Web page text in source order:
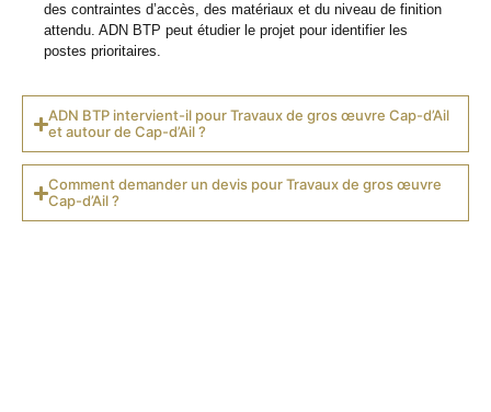
des contraintes d’accès, des matériaux et du niveau de finition
attendu. ADN BTP peut étudier le projet pour identifier les
postes prioritaires.
ADN BTP intervient-il pour Travaux de gros œuvre Cap-d’Ail
et autour de Cap-d’Ail ?
Comment demander un devis pour Travaux de gros œuvre
Cap-d’Ail ?